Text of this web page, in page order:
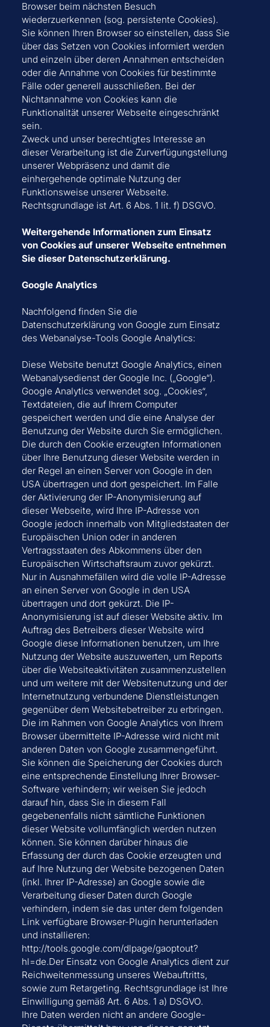
Browser beim nächsten Besuch
wiederzuerkennen (sog. persistente Cookies).
Sie können Ihren Browser so einstellen, dass Sie
über das Setzen von Cookies informiert werden
und einzeln über deren Annahmen entscheiden
oder die Annahme von Cookies für bestimmte
Fälle oder generell ausschließen. Bei der
Nichtannahme von Cookies kann die
Funktionalität unserer Webseite eingeschränkt
sein.
Zweck und unser berechtigtes Interesse an
dieser Verarbeitung ist die Zurverfügungstellung
unserer Webpräsenz und damit die
einhergehende optimale Nutzung der
Funktionsweise unserer Webseite.
Rechtsgrundlage ist Art. 6 Abs. 1 lit. f) DSGVO.
Weitergehende Informationen zum Einsatz
von Cookies auf unserer Webseite entnehmen
Sie dieser Datenschutzerklärung.
Google Analytics
Nachfolgend finden Sie die
Datenschutzerklärung von Google zum Einsatz
des Webanalyse-Tools Google Analytics:
Diese Website benutzt Google Analytics, einen
Webanalysedienst der Google Inc. („Google“).
Google Analytics verwendet sog. „Cookies“,
Textdateien, die auf Ihrem Computer
gespeichert werden und die eine Analyse der
Benutzung der Website durch Sie ermöglichen.
Die durch den Cookie erzeugten Informationen
über Ihre Benutzung dieser Website werden in
der Regel an einen Server von Google in den
USA übertragen und dort gespeichert. Im Falle
der Aktivierung der IP-Anonymisierung auf
dieser Webseite, wird Ihre IP-Adresse von
Google jedoch innerhalb von Mitgliedstaaten der
Europäischen Union oder in anderen
Vertragsstaaten des Abkommens über den
Europäischen Wirtschaftsraum zuvor gekürzt.
Nur in Ausnahmefällen wird die volle IP-Adresse
an einen Server von Google in den USA
übertragen und dort gekürzt. Die IP-
Anonymisierung ist auf dieser Website aktiv. Im
Auftrag des Betreibers dieser Website wird
Google diese Informationen benutzen, um Ihre
Nutzung der Website auszuwerten, um Reports
über die Websiteaktivitäten zusammenzustellen
und um weitere mit der Websitenutzung und der
Internetnutzung verbundene Dienstleistungen
gegenüber dem Websitebetreiber zu erbringen.
Die im Rahmen von Google Analytics von Ihrem
Browser übermittelte IP-Adresse wird nicht mit
anderen Daten von Google zusammengeführt.
Sie können die Speicherung der Cookies durch
eine entsprechende Einstellung Ihrer Browser-
Software verhindern; wir weisen Sie jedoch
darauf hin, dass Sie in diesem Fall
gegebenenfalls nicht sämtliche Funktionen
dieser Website vollumfänglich werden nutzen
können. Sie können darüber hinaus die
Erfassung der durch das Cookie erzeugten und
auf Ihre Nutzung der Website bezogenen Daten
(inkl. Ihrer IP-Adresse) an Google sowie die
Verarbeitung dieser Daten durch Google
verhindern, indem sie das unter dem folgenden
Link verfügbare Browser-Plugin herunterladen
und installieren:
http://tools.google.com/dlpage/gaoptout?
hl=de.Der Einsatz von Google Analytics dient zur
Reichweitenmessung unseres Webauftritts,
sowie zum Retargeting. Rechtsgrundlage ist Ihre
Einwilligung gemäß Art. 6 Abs. 1 a) DSGVO.
Ihre Daten werden nicht an andere Google-